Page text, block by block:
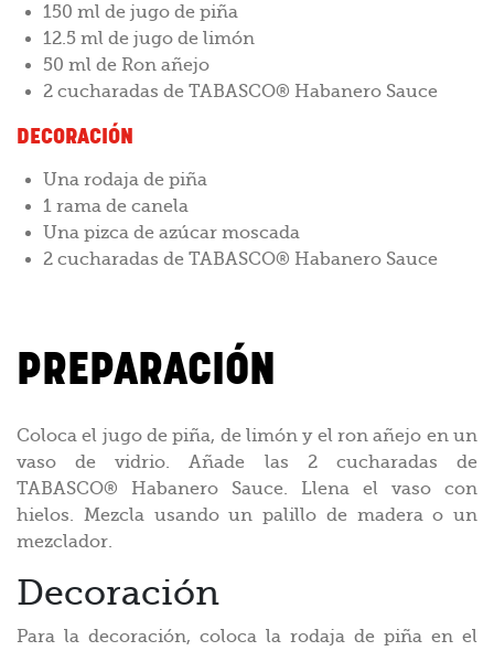
150 ml de jugo de piña
12.5 ml de jugo de limón
50 ml de Ron añejo
2 cucharadas de TABASCO® Habanero Sauce
DECORACIÓN
Una rodaja de piña
1 rama de canela
Una pizca de azúcar moscada
2 cucharadas de TABASCO® Habanero Sauce
PREPARACIÓN
Coloca el jugo de piña, de limón y el ron añejo en un
vaso de vidrio. Añade las 2 cucharadas de
TABASCO® Habanero Sauce. Llena el vaso con
hielos. Mezcla usando un palillo de madera o un
mezclador.
Decoración
Para la decoración, coloca la rodaja de piña en el